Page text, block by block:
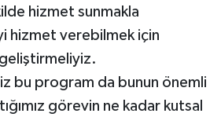
hizmet sunmakla
hizmet verebilmek için
bu program da bunun önemli
görevin ne kadar kutsal